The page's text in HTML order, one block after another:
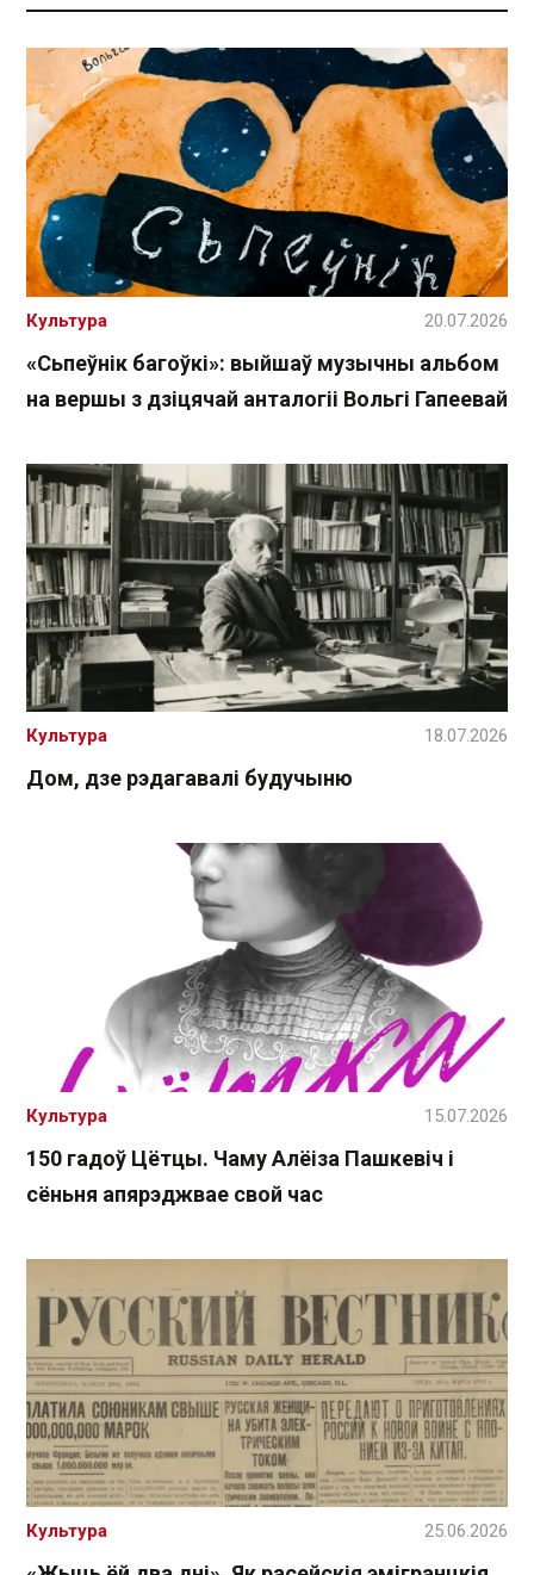
«Сьпеўнік багоўкі»: выйшаў музычны альбом
на вершы з дзіцячай анталогіі Вольгі Гапеевай
Культура 20.07.2026
Дом, дзе рэдагавалі будучыню
Культура 18.07.2026
150 гадоў Цётцы. Чаму Алёіза Пашкевіч і
сёньня апярэджвае свой час
Культура 15.07.2026
Культура 25.06.2026